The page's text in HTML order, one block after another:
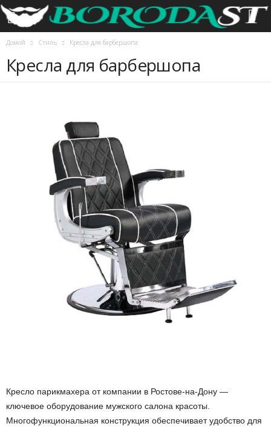
Домой Стиль Кресла для барбершопа
Кресла для барбершопа
Кресло парикмахера от компании в Ростове-на-Дону —
ключевое оборудование мужского салона красоты.
Многофункциональная конструкция обеспечивает удобство для